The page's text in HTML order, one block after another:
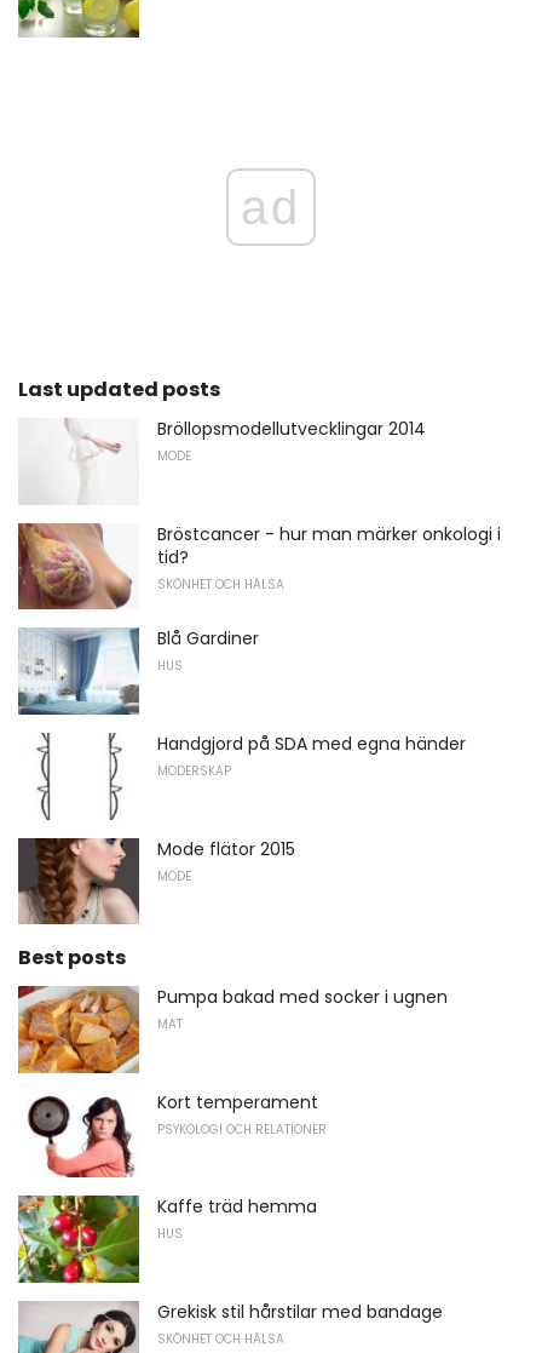
ad
Last updated posts
Bröllopsmodellutvecklingar 2014
MODE
Bröstcancer - hur man märker onkologi i
tid?
SKÖNHET OCH HÄLSA
Blå Gardiner
HUS
Handgjord på SDA med egna händer
MODERSKAP
Mode flätor 2015
MODE
Best posts
Pumpa bakad med socker i ugnen
MAT
Kort temperament
PSYKOLOGI OCH RELATIONER
Kaffe träd hemma
HUS
Grekisk stil hårstilar med bandage
SKÖNHET OCH HÄLSA